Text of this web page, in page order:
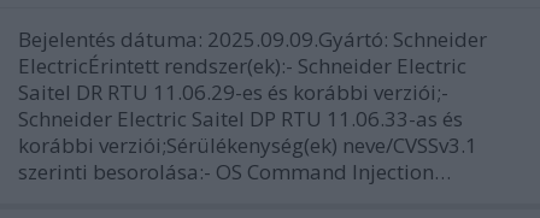
Bejelentés dátuma: 2025.09.09.Gyártó: Schneider
ElectricÉrintett rendszer(ek):- Schneider Electric
Saitel DR RTU 11.06.29-es és korábbi verziói;-
Schneider Electric Saitel DP RTU 11.06.33-as és
korábbi verziói;Sérülékenység(ek) neve/CVSSv3.1
szerinti besorolása:- OS Command Injection…